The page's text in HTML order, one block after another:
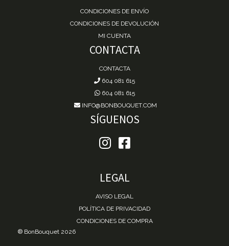
CONDICIONES DE ENVÍO
CONDICIONES DE DEVOLUCIÓN
MI CUENTA
CONTACTA
CONTACTA
604 081 615
604 081 615
INFO@BONBOUQUET.COM
SÍGUENOS
LEGAL
AVISO LEGAL
POLÍTICA DE PRIVACIDAD
CONDICIONES DE COMPRA
® BonBouquet 2026